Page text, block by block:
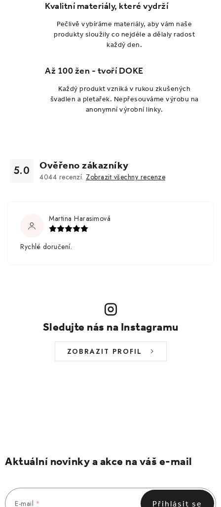
Kvalitní materiály, které vydrží
Pečlivě vybíráme materiály, aby vám naše
produkty sloužily co nejdéle a dělaly radost
každý den.
Až 100 žen - tvoří DOKE
Každý produkt vzniká v rukou zkušených
švadlen a pletařek. Nepřesouváme výrobu na
anonymní výrobní linky.
5.0 Ověřeno zákazníky
4044 recenzí. Zobrazit všechny recenze
Martina Harasimová
Rychlé doručení.
Sledujte nás na Instagramu
ZOBRAZIT PROFIL
Aktuální novinky a akce na váš e-mail
E-mail Přihlásit se